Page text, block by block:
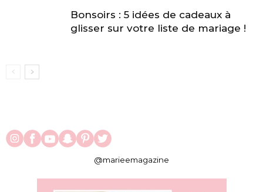
Bonsoirs : 5 idées de cadeaux à
glisser sur votre liste de mariage !
@marieemagazine